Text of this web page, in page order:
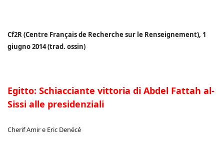
Cf2R (Centre Français de Recherche sur le Renseignement), 1
giugno 2014 (trad. ossin)
Egitto: Schiacciante vittoria di Abdel Fattah al-
Sissi alle presidenziali
Cherif Amir e Eric Denécé